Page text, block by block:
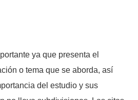
ya que presenta el
o tema que se aborda, así
del estudio y sus